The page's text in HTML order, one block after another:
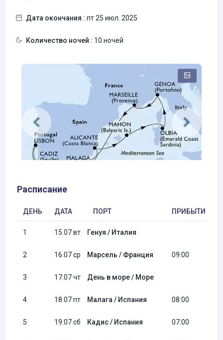
Дата окончания : пт 25 июл. 2025
Количество ночей : 10 ночей
Расписание
ДЕНЬ ДАТА ПОРТ ПРИБЫТИЕ
1 15.07 вт Генуя / Италия
2 16.07 ср Марсель / Франция 09:00
3 17.07 чт День в море / Море
4 18.07 пт Малага / Испания 08:00
5 19.07 сб Кадис / Испания 07:00